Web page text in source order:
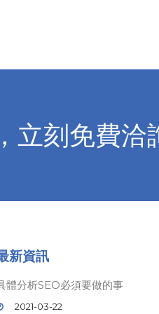
立刻免費洽
新資訊
體分析SEO必須要做的事
2021-03-22